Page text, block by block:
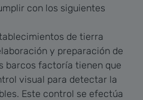
con los siguientes
de tierra
y preparación de
barcos factoría tienen que
visual para detectar la
Este control se efectúa